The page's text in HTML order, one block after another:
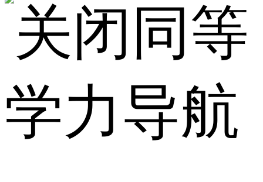
同等
学力导航